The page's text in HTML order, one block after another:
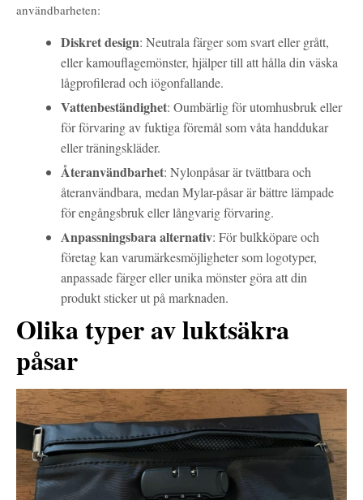
användbarheten:
Diskret design: Neutrala färger som svart eller grått,
eller kamouflagemönster, hjälper till att hålla din väska
lågprofilerad och iögonfallande.
Vattenbeständighet: Oumbärlig för utomhusbruk eller
för förvaring av fuktiga föremål som våta handdukar
eller träningskläder.
Återanvändbarhet: Nylonpåsar är tvättbara och
återanvändbara, medan Mylar-påsar är bättre lämpade
för engångsbruk eller långvarig förvaring.
Anpassningsbara alternativ: För bulkköpare och
företag kan varumärkesmöjligheter som logotyper,
anpassade färger eller unika mönster göra att din
produkt sticker ut på marknaden.
Olika typer av luktsäkra
påsar